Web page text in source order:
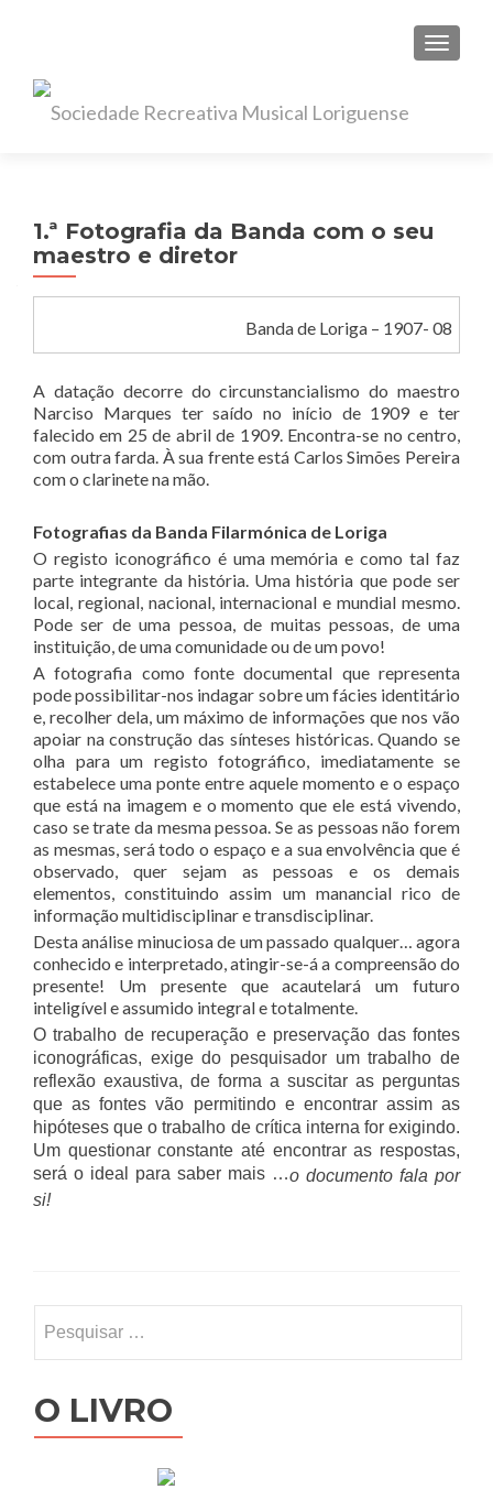
1.ª Fotografia da Banda com o seu
maestro e diretor
Banda de Loriga – 1907- 08
A datação decorre do circunstancialismo do maestro
Narciso Marques ter saído no início de 1909 e ter
falecido em 25 de abril de 1909. Encontra-se no centro,
com outra farda. À sua frente está Carlos Simões Pereira
com o clarinete na mão.
Fotografias da Banda Filarmónica de Loriga
O registo iconográfico é uma memória e como tal faz
parte integrante da história. Uma história que pode ser
local, regional, nacional, internacional e mundial mesmo.
Pode ser de uma pessoa, de muitas pessoas, de uma
instituição, de uma comunidade ou de um povo!
A fotografia como fonte documental que representa
pode possibilitar-nos indagar sobre um fácies identitário
e, recolher dela, um máximo de informações que nos vão
apoiar na construção das sínteses históricas. Quando se
olha para um registo fotográfico, imediatamente se
estabelece uma ponte entre aquele momento e o espaço
que está na imagem e o momento que ele está vivendo,
caso se trate da mesma pessoa. Se as pessoas não forem
as mesmas, será todo o espaço e a sua envolvência que é
observado, quer sejam as pessoas e os demais
elementos, constituindo assim um manancial rico de
informação multidisciplinar e transdisciplinar.
Desta análise minuciosa de um passado qualquer… agora
conhecido e interpretado, atingir-se-á a compreensão do
presente! Um presente que acautelará um futuro
inteligível e assumido integral e totalmente.
O trabalho de recuperação e preservação das fontes
iconográficas, exige do pesquisador um trabalho de
reflexão exaustiva, de forma a suscitar as perguntas
que as fontes vão permitindo e encontrar assim as
hipóteses que o trabalho de crítica interna for exigindo.
Um questionar constante até encontrar as respostas,
será o ideal para saber mais …o documento fala por
si!
por:
O LIVRO